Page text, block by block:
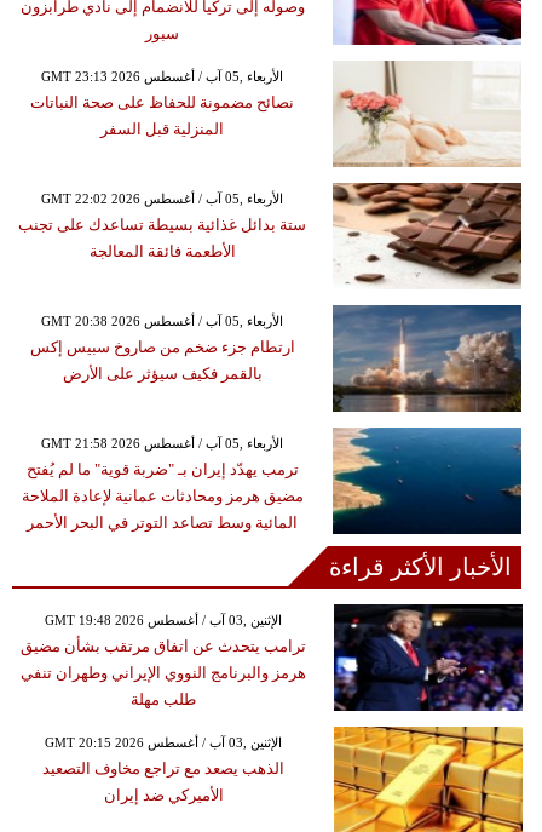
وصوله إلى تركيا للانضمام إلى نادي طرابزون
سبور
GMT 23:13 2026 الأربعاء ,05 آب / أغسطس
نصائح مضمونة للحفاظ على صحة النباتات
المنزلية قبل السفر
GMT 22:02 2026 الأربعاء ,05 آب / أغسطس
ستة بدائل غذائية بسيطة تساعدك على تجنب
الأطعمة فائقة المعالجة
GMT 20:38 2026 الأربعاء ,05 آب / أغسطس
ارتطام جزء ضخم من صاروخ سبيس إكس
بالقمر فكيف سيؤثر على الأرض
GMT 21:58 2026 الأربعاء ,05 آب / أغسطس
ترمب يهدّد إيران بـ "ضربة قوية" ما لم يُفتح
مضيق هرمز ومحادثات عمانية لإعادة الملاحة
المائية وسط تصاعد التوتر في البحر الأحمر
الأخبار الأكثر قراءة
GMT 19:48 2026 الإثنين ,03 آب / أغسطس
ترامب يتحدث عن اتفاق مرتقب بشأن مضيق
هرمز والبرنامج النووي الإيراني وطهران تنفي
طلب مهلة
GMT 20:15 2026 الإثنين ,03 آب / أغسطس
الذهب يصعد مع تراجع مخاوف التصعيد
الأميركي ضد إيران